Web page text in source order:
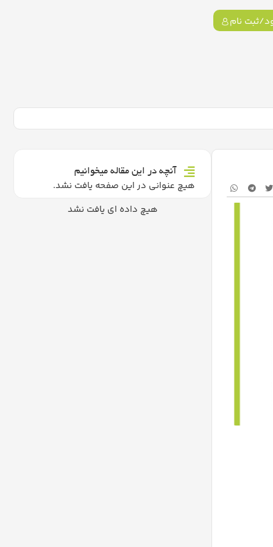
ثبت نام
آنچه در این مقاله میخوانیم
هیچ عنوانی در این صفحه یافت نشد.
هیچ داده ای یافت نشد